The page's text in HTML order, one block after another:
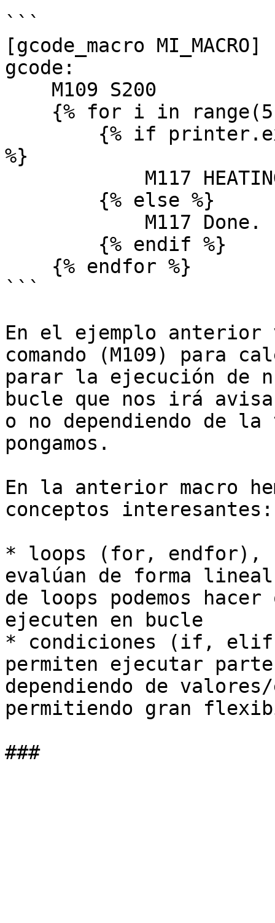
```
[gcode_macro MI_MACRO]
gcode:
%}
```
En el ejemplo anterior
comando (M109) para
parar la ejecución de
bucle que nos irá
o no dependiendo de
pongamos.
En la anterior macro
conceptos interesantes:
* loops (for, endfor),
evalúan de forma
de loops podemos
ejecuten en bucle
* condiciones (if,
permiten ejecutar
dependiendo de
permitiendo gran